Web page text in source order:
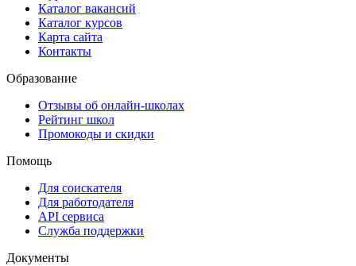
Каталог вакансий
Каталог курсов
Карта сайта
Контакты
Образование
Отзывы об онлайн-школах
Рейтинг школ
Промокоды и скидки
Помощь
Для соискателя
Для работодателя
API сервиса
Служба поддержки
Документы